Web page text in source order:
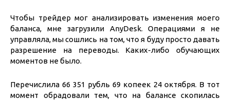
Чтобы трейдер мог анализировать изменения моего
баланса, мне загрузили AnyDesk. Операциями я не
управляла, мы сошлись на том, что я буду просто давать
разрешение на переводы. Каких-либо обучающих
моментов не было.
Перечислила 66 351 рубль 69 копеек 24 октября. В тот
момент обрадовали тем, что на балансе скопилась